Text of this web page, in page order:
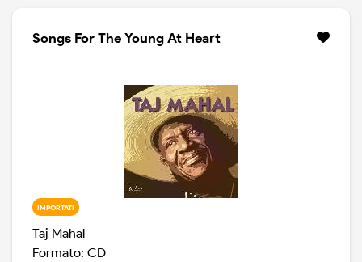
Songs For The Young At Heart
IMPORTATI
Taj Mahal
Formato: CD